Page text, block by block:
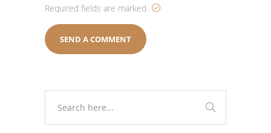
Required fields are marked